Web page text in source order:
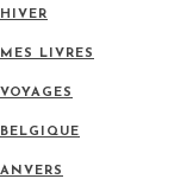
HIVER
MES LIVRES
VOYAGES
BELGIQUE
ANVERS